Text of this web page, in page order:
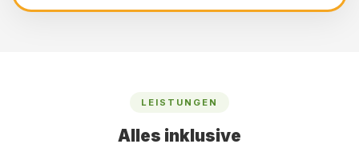
LEISTUNGEN
Alles inklusive